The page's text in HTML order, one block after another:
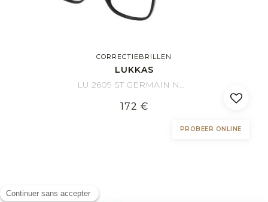
CORRECTIEBRILLEN
LUKKAS
LU 2609 ST GERMAIN NOCR 53/18
172 €
PROBEER ONLINE